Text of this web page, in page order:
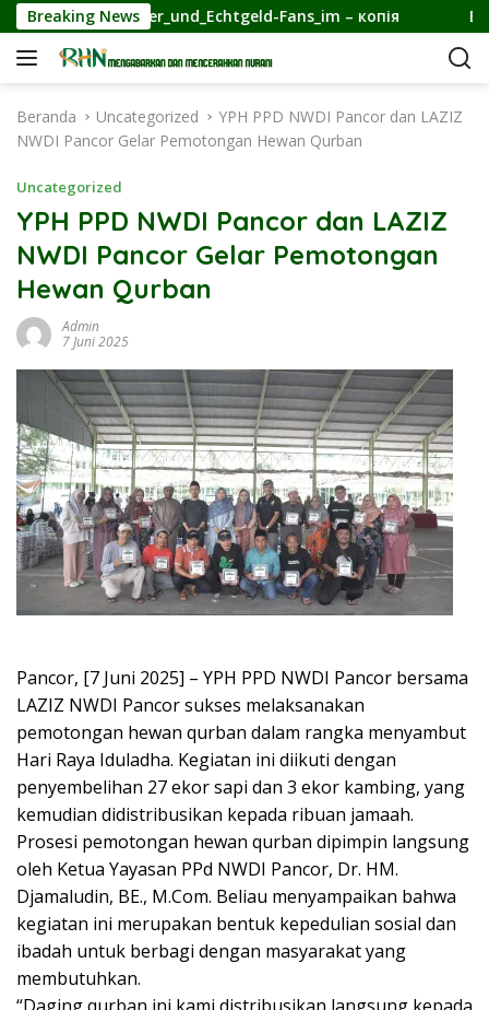
a
Breaking News Fans_im – копія
Beranda Uncategorized
YPH PPD NWDI Pancor dan LAZIZ
NWDI Pancor Gelar Pemotongan Hewan Qurban
Uncategorized
YPH PPD NWDI Pancor dan LAZIZ
NWDI Pancor Gelar Pemotongan
Hewan Qurban
Admin
7 Juni 2025
Pancor, [7 Juni 2025] – YPH PPD NWDI Pancor bersama
LAZIZ NWDI Pancor sukses melaksanakan
pemotongan hewan qurban dalam rangka menyambut
Hari Raya Iduladha. Kegiatan ini diikuti dengan
penyembelihan 27 ekor sapi dan 3 ekor kambing, yang
kemudian didistribusikan kepada ribuan jamaah.
Prosesi pemotongan hewan qurban dipimpin langsung
oleh Ketua Yayasan PPd NWDI Pancor, Dr. HM.
Djamaludin, BE., M.Com. Beliau menyampaikan bahwa
kegiatan ini merupakan bentuk kepedulian sosial dan
ibadah untuk berbagi dengan masyarakat yang
membutuhkan.